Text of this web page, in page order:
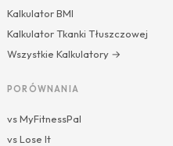
Kalkulator BMI
Kalkulator Tkanki Tłuszczowej
Wszystkie Kalkulatory →
PORÓWNANIA
vs MyFitnessPal
vs Lose It